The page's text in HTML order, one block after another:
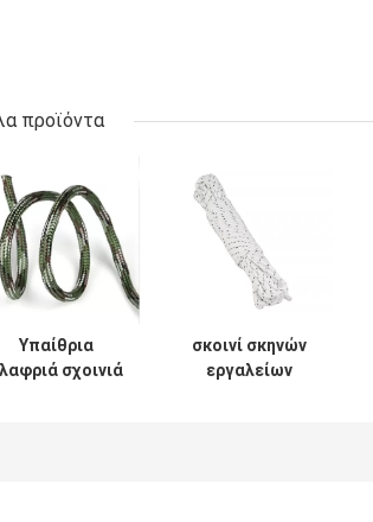
προϊόντα
Υπαίθρια
σχοινιά
σκοινί σκηνών
εργαλείων